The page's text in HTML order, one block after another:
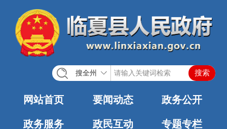
搜全州
网站首页 要闻动态 政务公开
政务服务 政民互动 专题专栏